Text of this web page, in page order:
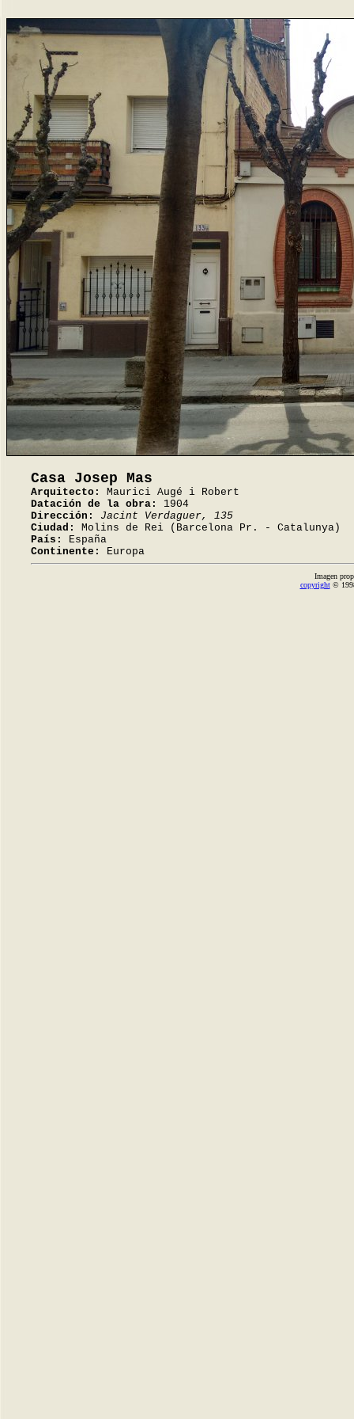
Casa Josep Mas
Arquitecto:
Maurici Augé i Robert
Datación de la obra:
1904
Dirección:
Jacint Verdaguer, 135
Ciudad:
Molins de Rei (Barcelona Pr. - Catalunya)
País:
España
Continente:
Europa
Imagen
copyright©